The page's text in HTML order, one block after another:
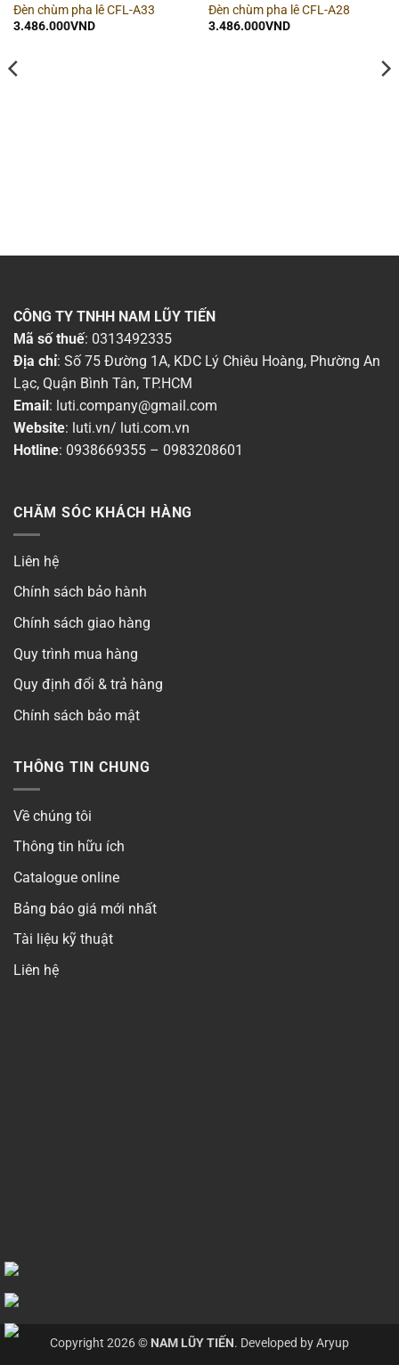
Đèn chùm pha lê CFL-A33
3.486.000VND
Đèn chùm pha lê CFL-A28
3.486.000VND
CÔNG TY TNHH NAM LŨY TIẾN
Mã số thuế: 0313492335
Địa chỉ: Số 75 Đường 1A, KDC Lý Chiêu Hoàng, Phường An
Lạc, Quận Bình Tân, TP.HCM
Email : luti.company@gmail.com
Website: luti.vn/ luti.com.vn
Hotline: 0938669355 – 0983208601
CHĂM SÓC KHÁCH HÀNG
Liên hệ
Chính sách bảo hành
Chính sách giao hàng
Quy trình mua hàng
Quy định đổi & trả hàng
Chính sách bảo mật
THÔNG TIN CHUNG
Về chúng tôi
Thông tin hữu ích
Catalogue online
Bảng báo giá mới nhất
Tài liệu kỹ thuật
Liên hệ
Copyright 2026 © NAM LŨY TIẾN. Developed byAryup